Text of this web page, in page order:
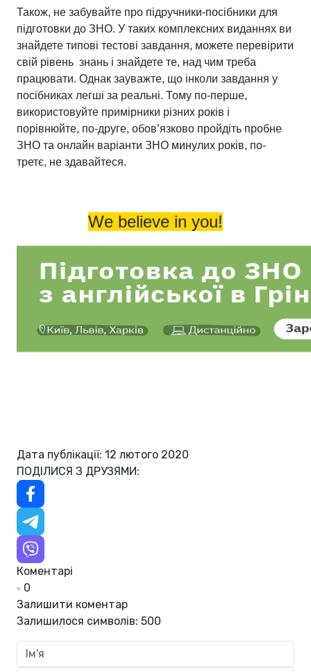
Також, не забувайте про підручники-посібники для
підготовки до ЗНО. У таких комплексних виданнях ви
знайдете типові тестові завдання, можете перевірити
свій рівень знань і знайдете те, над чим треба
працювати. Однак зауважте, що інколи завдання у
посібниках легші за реальні. Тому по-перше,
використовуйте примірники різних років і
порівнюйте, по-друге, обов’язково пройдіть пробне
ЗНО та онлайн варіанти ЗНО минулих років, по-
третє, не здавайтеся.
We believe in you!
Дата публікації: 12 лютого 2020
ПОДІЛИСЯ З ДРУЗЯМИ:
Коментарі
0
Залишити коментар
Залишилося символів: 500